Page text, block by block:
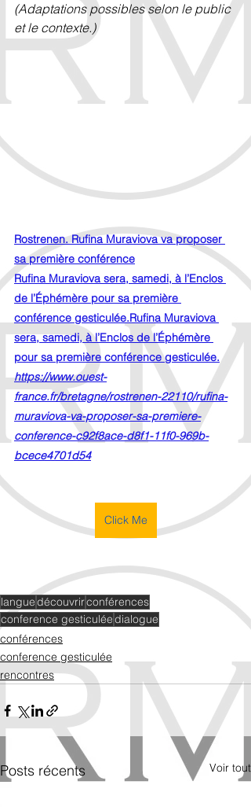
(Adaptations possibles selon le public
et le contexte.)
Rostrenen. Rufina Muraviova va proposer
sa première conférence
Rufina Muraviova sera, samedi, à l’Enclos
de l’Éphémère pour sa première
conférence gesticulée.Rufina Muraviova
sera, samedi, à l’Enclos de l’Éphémère
pour sa première conférence gesticulée.
https://www.ouest-
france.fr/bretagne/rostrenen-22110/rufina-
muraviova-va-proposer-sa-premiere-
conference-c92f8ace-d8f1-11f0-969b-
bcece4701d54
Click Me
languedécouvrirconférences
conference gesticuléedialogue
conférences
conference gesticulée
rencontres
Posts récents Voir tout